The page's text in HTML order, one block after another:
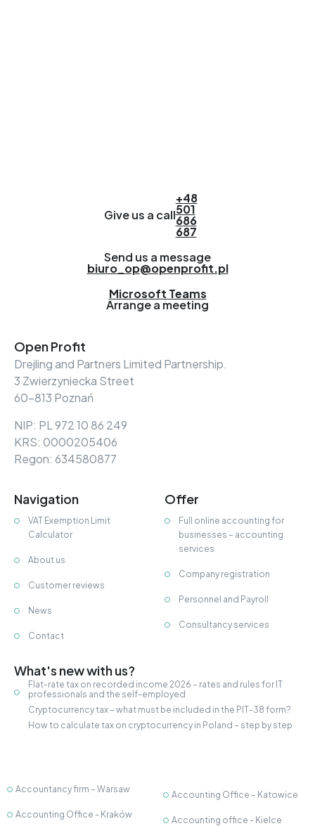
Give us a call
+48
501
686
687
Send us a message
biuro_op@openprofit.pl
Arrange a meeting
Microsoft Teams
Open Profit
Drejling and Partners Limited Partnership.
3 Zwierzyniecka Street
60-813 Poznań
NIP: PL 972 10 86 249
KRS: 0000205406
Regon: 634580877
Navigation
VAT Exemption Limit
Calculator
About us
Customer reviews
News
Contact
Offer
Full online accounting for
businesses – accounting
services
Company registration
Personnel and Payroll
Consultancy services
What's new with us?
Flat-rate tax on recorded income 2026 – rates and rules for IT
professionals and the self-employed
Cryptocurrency tax – what must be included in the PIT-38 form?
How to calculate tax on cryptocurrency in Poland – step by step
Accountancy firm – Warsaw
Accounting Office - Kraków
Accounting Office – Katowice
Accounting office - Kielce